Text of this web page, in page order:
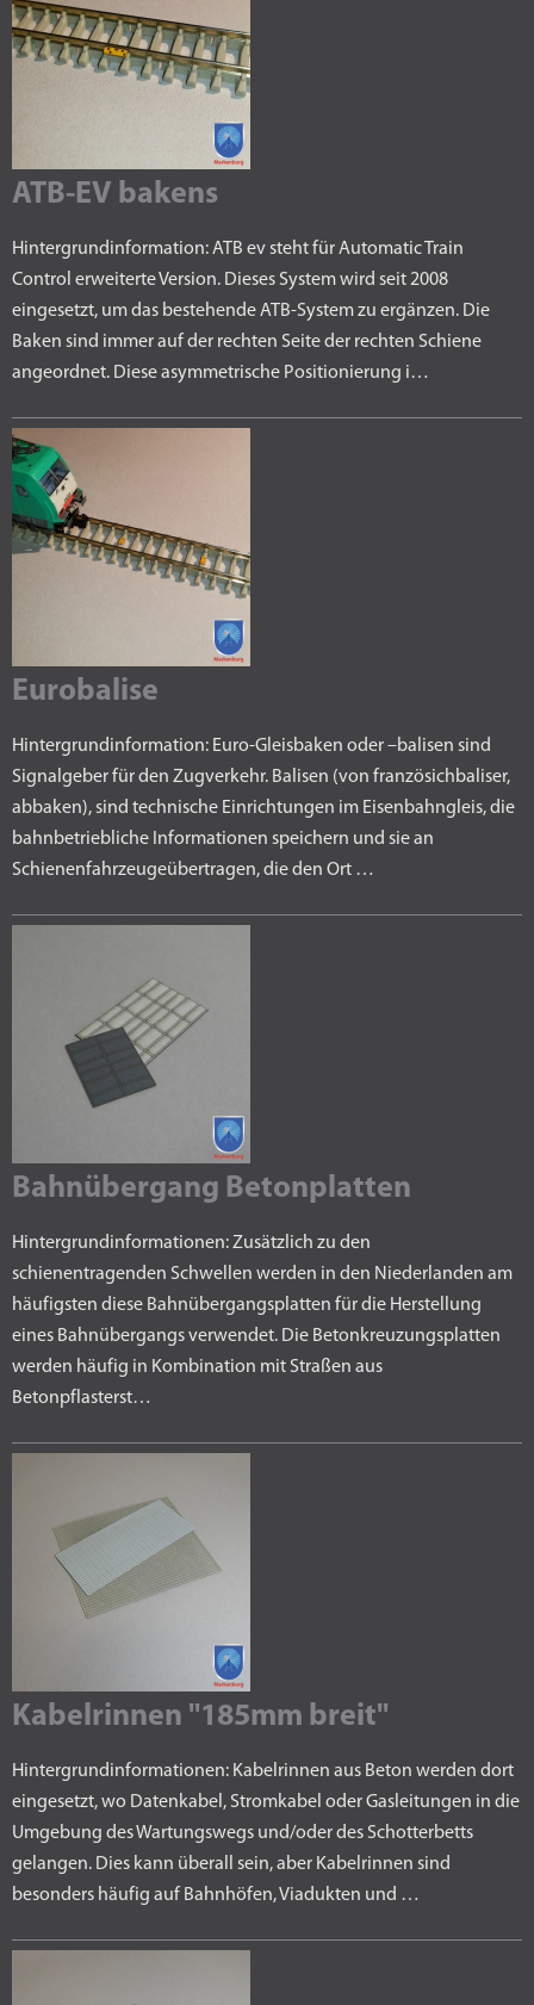
ATB-EV bakens
Hintergrundinformation: ATB ev steht für Automatic Train
Control erweiterte Version. Dieses System wird seit 2008
eingesetzt, um das bestehende ATB-System zu ergänzen. Die
Baken sind immer auf der rechten Seite der rechten Schiene
angeordnet. Diese asymmetrische Positionierung i…
Eurobalise
Hintergrundinformation: Euro-Gleisbaken oder –balisen sind
Signalgeber für den Zugverkehr. Balisen (von französichbaliser,
abbaken), sind technische Einrichtungen im Eisenbahngleis, die
bahnbetriebliche Informationen speichern und sie an
Schienenfahrzeugeübertragen, die den Ort …
Bahnübergang Betonplatten
Hintergrundinformationen: Zusätzlich zu den
schienentragenden Schwellen werden in den Niederlanden am
häufigsten diese Bahnübergangsplatten für die Herstellung
eines Bahnübergangs verwendet. Die Betonkreuzungsplatten
werden häufig in Kombination mit Straßen aus
Betonpflasterst…
Kabelrinnen "185mm breit"
Hintergrundinformationen: Kabelrinnen aus Beton werden dort
eingesetzt, wo Datenkabel, Stromkabel oder Gasleitungen in die
Umgebung des Wartungswegs und/oder des Schotterbetts
gelangen. Dies kann überall sein, aber Kabelrinnen sind
besonders häufig auf Bahnhöfen, Viadukten und …